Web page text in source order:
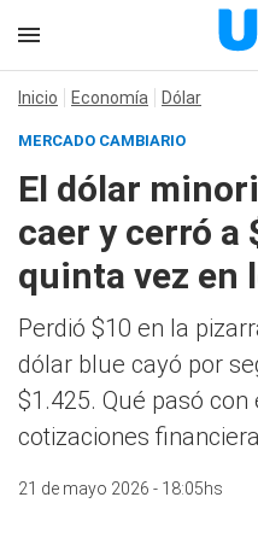
Inicio Economía Dólar
MERCADO CAMBIARIO
El dólar
caer y cerró a
quinta vez en
Perdió $10 en la
dólar blue cayó por
$1.425. Qué pasó
cotizaciones
21 de mayo 2026 - 18:05hs